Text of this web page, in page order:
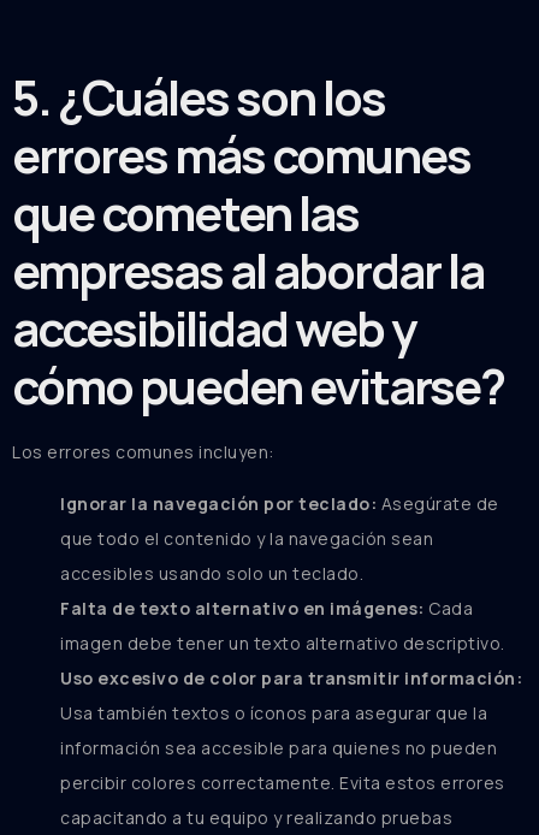
5. ¿Cuáles son los
errores más comunes
que cometen las
empresas al abordar la
accesibilidad web y
cómo pueden evitarse?
Los errores comunes incluyen:
Ignorar la navegación por teclado: Asegúrate de
que todo el contenido y la navegación sean
accesibles usando solo un teclado.
Falta de texto alternativo en imágenes: Cada
imagen debe tener un texto alternativo descriptivo.
Uso excesivo de color para transmitir información:
Usa también textos o íconos para asegurar que la
información sea accesible para quienes no pueden
percibir colores correctamente. Evita estos errores
capacitando a tu equipo y realizando pruebas